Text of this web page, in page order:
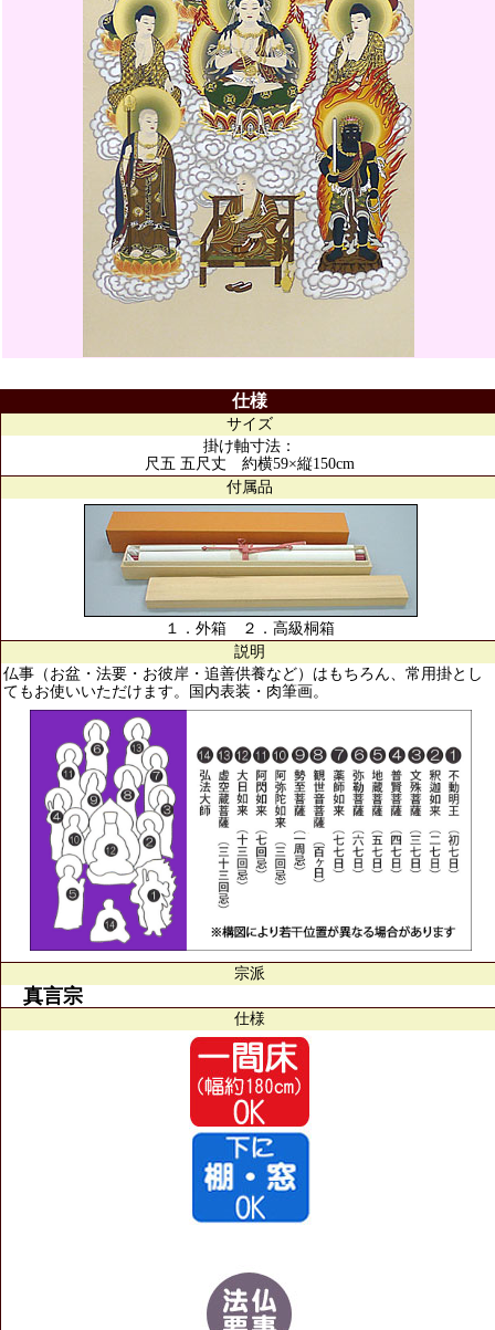
仕様
サイズ
掛け軸寸法：
尺五 五尺丈 約横59×縦150cm
付属品
１．外箱 ２．高級桐箱
説明
仏事（お盆・法要・お彼岸・追善供養など）はもちろん、常用掛とし
てもお使いいただけます。国内表装・肉筆画。
宗派
真言宗
仕様